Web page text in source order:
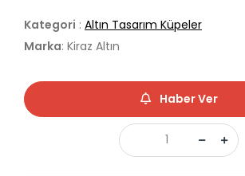
Kategori : Altın Tasarım Küpeler
Marka: Kiraz Altın
Haber Ver